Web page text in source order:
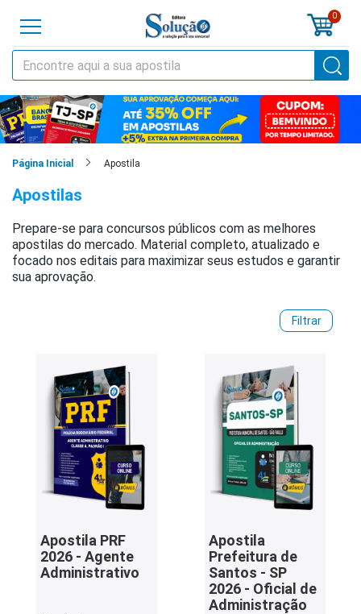
0
Página Inicial Apostila
Apostilas
Prepare-se para concursos públicos com as melhores
apostilas do mercado. Material completo, atualizado e
focado nos editais para maximizar seus estudos e garantir
sua aprovação.
Filtrar
Apostila PRF
2026 - Agente
Administrativo
Apostila
Prefeitura de
Santos - SP
2026 - Oficial de
Administração